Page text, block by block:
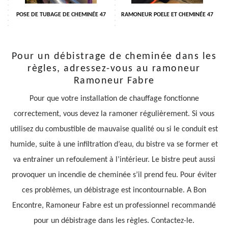
POSE DE TUBAGE DE CHEMINÉE 47 RAMONEUR POELE ET CHEMINÉE 47
Pour un débistrage de cheminée dans les
règles, adressez-vous au ramoneur
Ramoneur Fabre
Pour que votre installation de chauffage fonctionne
correctement, vous devez la ramoner régulièrement. Si vous
utilisez du combustible de mauvaise qualité ou si le conduit est
humide, suite à une infiltration d’eau, du bistre va se former et
va entrainer un refoulement à l’intérieur. Le bistre peut aussi
provoquer un incendie de cheminée s’il prend feu. Pour éviter
ces problèmes, un débistrage est incontournable. A Bon
Encontre, Ramoneur Fabre est un professionnel recommandé
pour un débistrage dans les règles. Contactez-le.